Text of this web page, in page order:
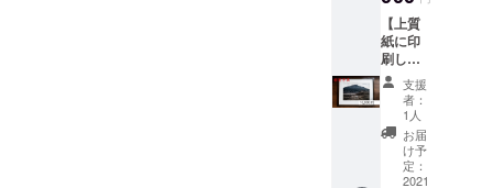
ていた
だけま
す。 個
人的に
イチオ
シのリ
ターン
です！
でも構
いませ
ん。 ぼ
くに
撮って
欲しい
ものが
ある方
は、こ
ちらの
リター
【上質
紙に印
刷した
額装写
真】 上
質紙に
印刷し
た写真
39.5cm
支援
者：
1人
お届
け予
定：
2021